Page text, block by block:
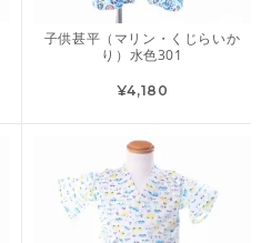
子供甚平（マリン・くじらいか
り）水色301
¥4,180